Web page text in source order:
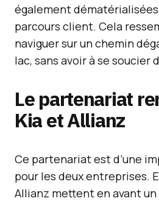
également
parcours client. Cela
naviguer sur un chemin
lac, sans avoir à se soucier
Le partenariat
Kia et Allianz
Ce partenariat est d’une
pour les deux entreprises.
Allianz mettent en avant